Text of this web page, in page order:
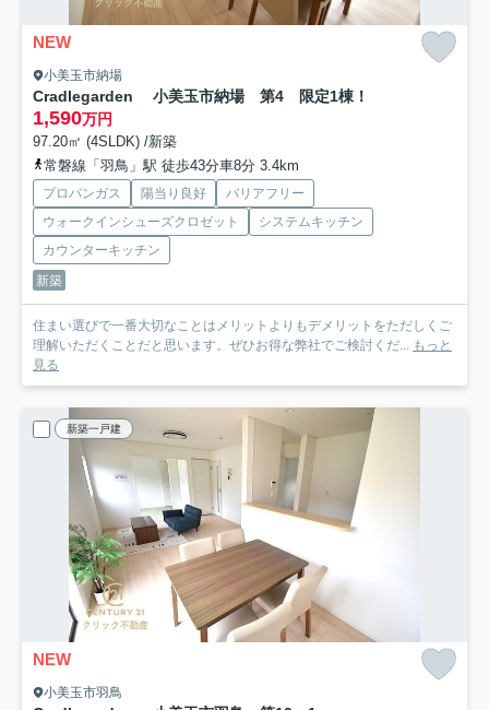
NEW
小美玉市納場
Cradlegarden 小美玉市納場 第4 限定1棟！
1,590万円
97.20㎡ (4SLDK) /新築
常磐線「羽鳥」駅 徒歩43分車8分 3.4km
プロパンガス 陽当り良好
バリアフリー
ウォークインシューズクロゼット
システムキッチン
カウンターキッチン
新築
住まい選びで一番大切なことはメリットよりもデメリットをただしくご
理解いただくことだと思います。ぜひお得な弊社でご検討くだ... もっと
見る
新築一戸建
NEW
小美玉市羽鳥